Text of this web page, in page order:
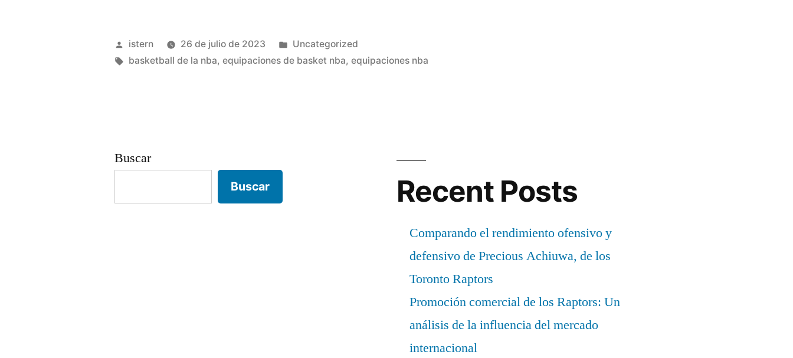
diseñan
las
Publicado
por
istern 26 de julio de 2023
Publicado
en
Uncategorized
Etiquetas:
basketball de la nba,equipaciones de basket nba,equipaciones nba
Buscar
Buscar Recent Posts
Comparando el rendimiento ofensivo y
defensivo de Precious Achiuwa, de los
Toronto Raptors
Promoción comercial de los Raptors: Un
análisis de la influencia del mercado
internacional